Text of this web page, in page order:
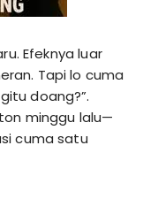
Efeknya luar
Tapi lo cuma
doang?”.
minggu lalu—
cuma satu